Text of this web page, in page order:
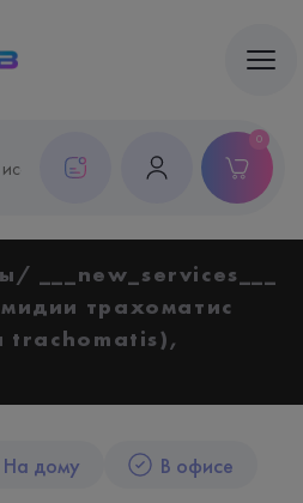
0
___new_services___
трахоматис
trachomatis),
На дому В офисе